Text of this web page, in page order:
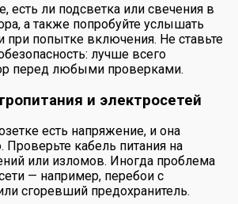
есть ли подсветка или свечения в
а также попробуйте услышать
при попытке включения. Не ставьте
лучше всего
перед любыми проверками.
и электросетей
есть напряжение, и она
Проверьте кабель питания на
или изломов. Иногда проблема
— например, перебои с
сгоревший предохранитель.